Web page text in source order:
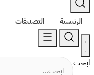
الرئيسية التصنيفات
ابحث